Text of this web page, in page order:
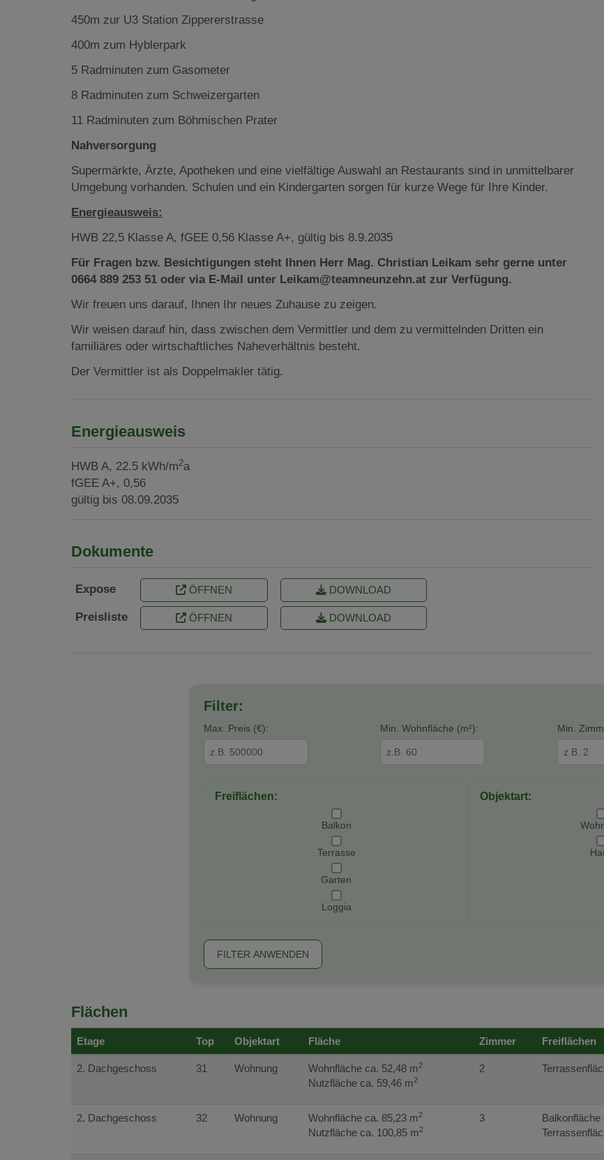
450m zur U3 Station Zippererstrasse
400m zum Hyblerpark
5 Radminuten zum Gasometer
8 Radminuten zum Schweizergarten
11 Radminuten zum Böhmischen Prater
Nahversorgung
Supermärkte, Ärzte, Apotheken und eine vielfältige Auswahl an Restaurants sind in unmittelbarer
Umgebung vorhanden. Schulen und ein Kindergarten sorgen für kurze Wege für Ihre Kinder.
Energieausweis:
HWB 22,5 Klasse A, fGEE 0,56 Klasse A+, gültig bis 8.9.2035
Für Fragen bzw. Besichtigungen steht Ihnen Herr Mag. Christian Leikam sehr gerne unter
0664 889 253 51 oder via E-Mail unter Leikam@teamneunzehn.at zur Verfügung.
Wir freuen uns darauf, Ihnen Ihr neues Zuhause zu zeigen.
Wir weisen darauf hin, dass zwischen dem Vermittler und dem zu vermittelnden Dritten ein
familiäres oder wirtschaftliches Naheverhältnis besteht.
Der Vermittler ist als Doppelmakler tätig.
Energieausweis
HWB A, 22.5 kWh/m2a
fGEE A+, 0,56
gültig bis 08.09.2035
Dokumente
Expose ÖFFNEN DOWNLOAD
Preisliste ÖFFNEN DOWNLOAD
Filter:
Max. Preis (€): Min. Wohnfläche (m²): Min.
Freiflächen:
Balkon
Terrasse
Garten
Loggia
Objektart:
FILTER ANWENDEN
Flächen
Etage Top Objektart Fläche Zimmer Freiflächen
2. Dachgeschoss 31 Wohnung Wohnfläche ca. 52,48 m2
Nutzfläche ca. 59,46 m2
2
2. Dachgeschoss 32 Wohnung Wohnfläche ca. 85,23 m2
Nutzfläche ca. 100,85 m2
3 Balkonfläche